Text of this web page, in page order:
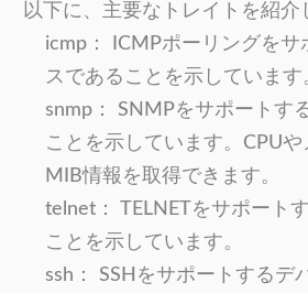
以下に、主要なトレイトを紹介
icmp： ICMPポーリングをサ
スであることを示しています
snmp： SNMPをサポートす
ことを示しています。CPU
MIB情報を取得できます。
telnet： TELNETをサポート
ことを示しています。
ssh： SSHをサポートするデ